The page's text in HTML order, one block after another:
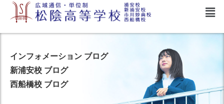
インフォメーション ブログ
新浦安校 ブログ
西船橋校 ブログ